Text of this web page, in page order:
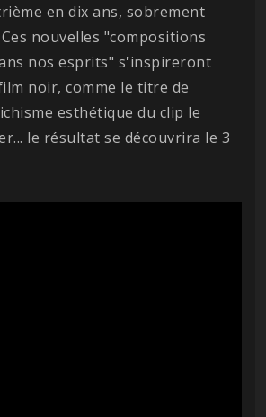
en dix ans, sobrement
nouvelles "compositions
nos esprits" s'inspireront
noir, comme le titre de
esthétique du clip le
le résultat se découvrira le 3